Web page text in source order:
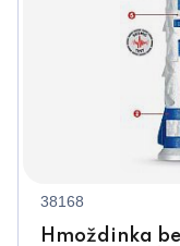
38168
Hmoždinka